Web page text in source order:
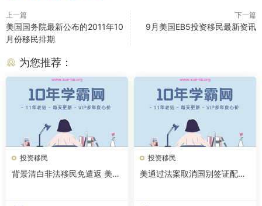
上一篇
美国国务院最新公布的2011年10
月份移民排期
下一篇
9月美国EB5投资移民最新资讯
为您推荐：
投资移民
背景清白非法移民免遣返 美推
投资移民
美通过法案取消国别签证配额